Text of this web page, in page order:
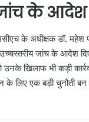
जांच के आदेश
के अधीक्षक डॉ. महेश
जांच के आदेश
उनके खिलाफ भी कड़ी
लिए एक बड़ी चुनौती